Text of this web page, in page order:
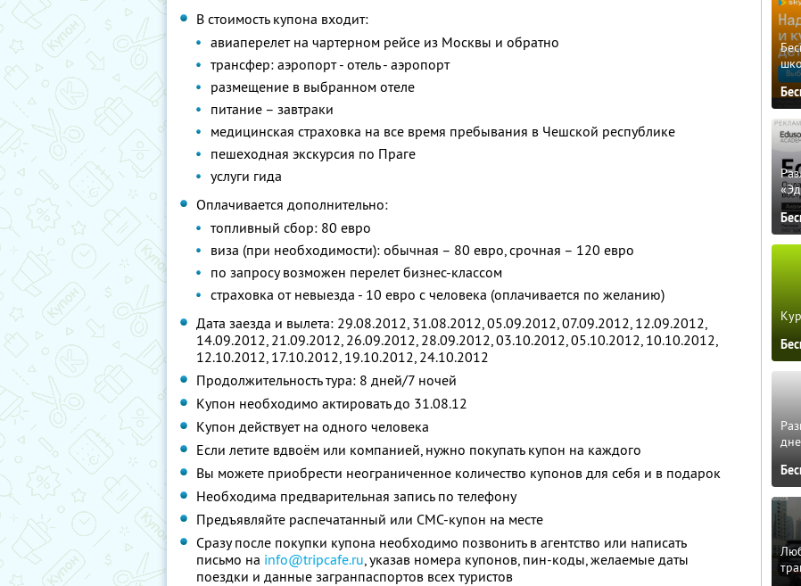
В стоимость купона входит:
авиаперелет на чартерном рейсе из Москвы и обратно
трансфер: аэропорт - отель - аэропорт
размещение в выбранном отеле
питание – завтраки
медицинская страховка на все время пребывания в Чешской республике
пешеходная экскурсия по Праге
услуги гида
Оплачивается дополнительно:
топливный сбор: 80 евро
виза (при необходимости): обычная – 80 евро, срочная – 120 евро
по запросу возможен перелет бизнес-классом
страховка от невыезда - 10 евро с человека (оплачивается по желанию)
Дата заезда и вылета: 29.08.2012, 31.08.2012, 05.09.2012, 07.09.2012, 12.09.2012,
14.09.2012, 21.09.2012, 26.09.2012, 28.09.2012, 03.10.2012, 05.10.2012, 10.10.2012,
12.10.2012, 17.10.2012, 19.10.2012, 24.10.2012
Продолжительность тура: 8 дней/7 ночей
Купон необходимо актировать до 31.08.12
Купон действует на одного человека
Если летите вдвоём или компанией, нужно покупать купон на каждого
Вы можете приобрести неограниченное количество купонов для себя и в подарок
Необходима предварительная запись по телефону
Предъявляйте распечатанный или СМС-купон на месте
Сразу после покупки купона необходимо позвонить в агентство или написать
письмо на info@tripcafe.ru, указав номера купонов, пин-коды, желаемые даты
поездки и данные загранпаспортов всех туристов